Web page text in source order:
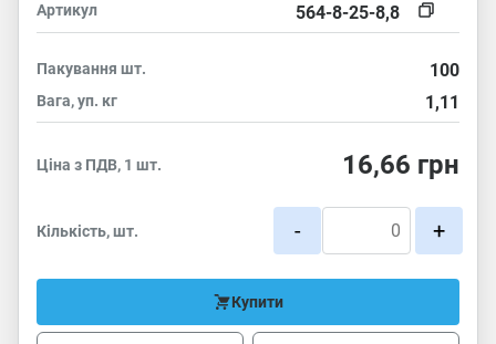
Артикул 564-8-25-8,8
Пакування шт. 100
Вага, уп. кг 1,11
Ціна з ПДВ, 1 шт. 16,66 грн
Кількість, шт. - +
Купити